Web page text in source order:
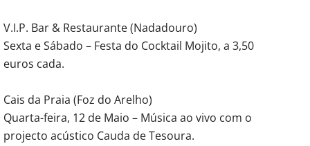
V.I.P. Bar & Restaurante (Nadadouro)
Sexta e Sábado – Festa do Cocktail Mojito, a 3,50
euros cada.
Cais da Praia (Foz do Arelho)
Quarta-feira, 12 de Maio – Música ao vivo com o
projecto acústico Cauda de Tesoura.